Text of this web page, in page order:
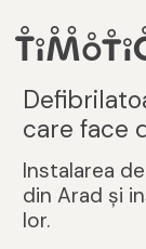
care face
Instalarea
din Arad și
lor.